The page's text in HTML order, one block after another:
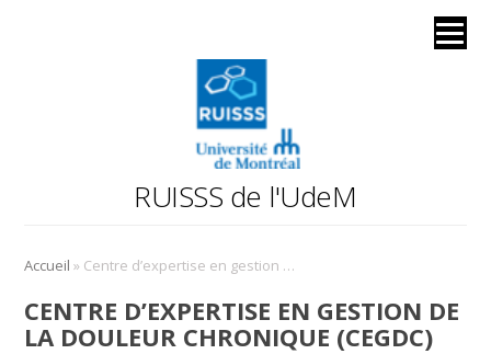
RUISSS de l'UdeM
Accueil » Centre d’expertise en gestion de la douleur chronique (CEGDC)
CENTRE D’EXPERTISE EN GESTION DE
LA DOULEUR CHRONIQUE (CEGDC)